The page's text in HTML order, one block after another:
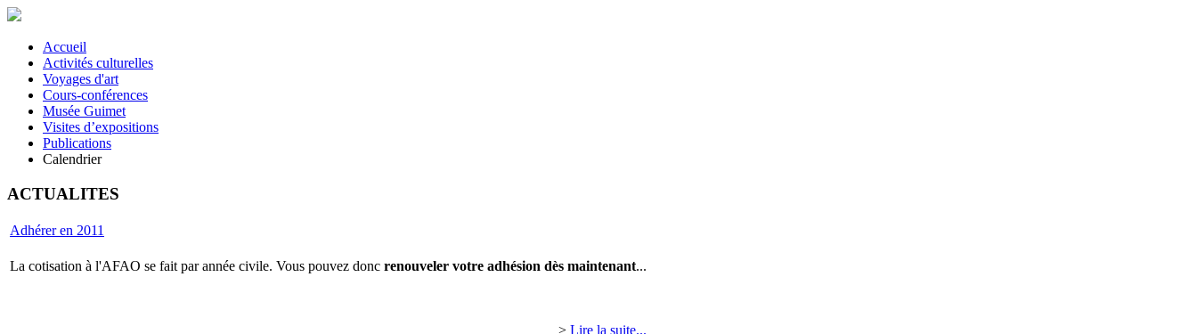
Accueil
Activités culturelles
Voyages d'art
Cours-conférences
Musée Guimet
Visites d’expositions
Publications
Calendrier
ACTUALITES
Adhérer en 2011
La cotisation à l'AFAO se fait par année civile. Vous pouvez donc renouveler votre adhésion dès maintenant...
> Lire la suite...